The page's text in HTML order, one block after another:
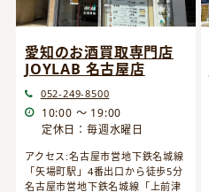
愛知のお酒買取専門店
JOYLAB 名古屋店
052-249-8500
10:00 ～ 19:00
定休日：毎週水曜日
アクセス:名古屋市営地下鉄名城線
「矢場町駅」4番出口から徒歩5分
名古屋市営地下鉄名城線「上前津